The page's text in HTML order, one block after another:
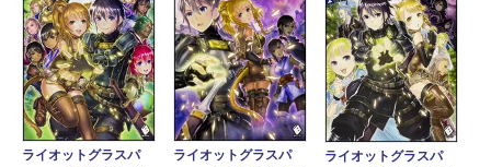
ライオットグラスパ
ライオットグラスパ
ライオットグラスパ